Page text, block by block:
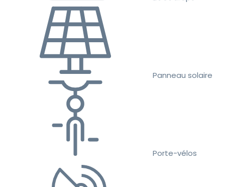
Panneau solaire
Porte-vélos